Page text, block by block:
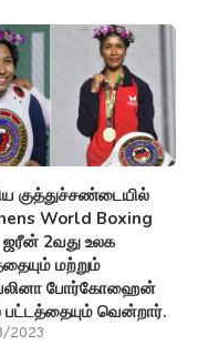
குத்துச்சண்டையில்
World Boxing
ஜரீன் 2வது உலக
மற்றும்
போர்கோஹைன்
பட்டத்தையும் வென்றார்.
2023